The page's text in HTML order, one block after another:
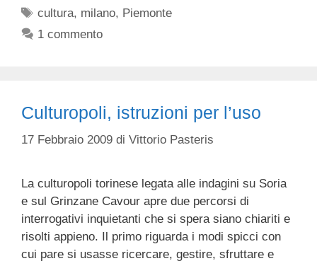
Tag
cultura, milano, Piemonte
1 commento
Culturopoli, istruzioni per l’uso
17 Febbraio 2009 di Vittorio Pasteris
La culturopoli torinese legata alle indagini su Soria
e sul Grinzane Cavour apre due percorsi di
interrogativi inquietanti che si spera siano chiariti e
risolti appieno. Il primo riguarda i modi spicci con
cui pare si usasse ricercare, gestire, sfruttare e